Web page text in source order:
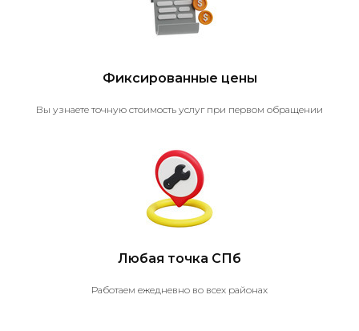
Фиксированные цены
Вы узнаете точную стоимость услуг при первом обращении
Любая точка СПб
Работаем ежедневно во всех районах